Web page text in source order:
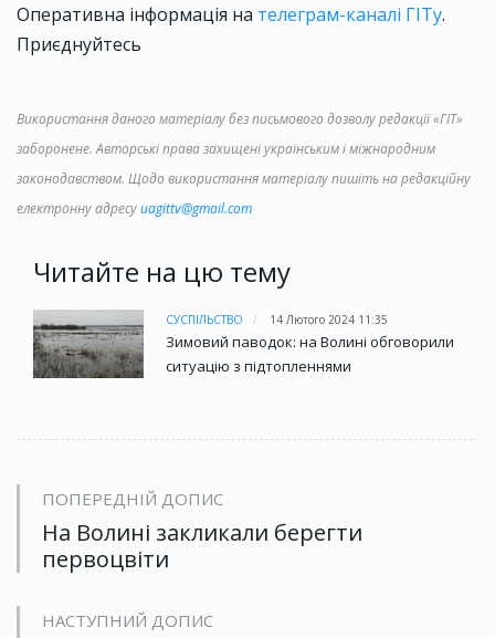
Оперативна інформація на телеграм-каналі ГІТу.
Приєднуйтесь
Використання даного матеріалу без письмового дозволу редакції «ГІТ»
заборонене. Авторські права захищені українським і міжнародним
законодавством. Щодо використання матеріалу пишіть на редакційну
електронну адресуuagittv@gmail.com
Читайте на цю тему
СУСПІЛЬСТВО 14 Лютого 2024 11:35
Зимовий паводок: на Волині обговорили
ситуацію з підтопленнями
ПОПЕРЕДНІЙ ДОПИС
На Волині закликали берегти
первоцвіти
НАСТУПНИЙ ДОПИС